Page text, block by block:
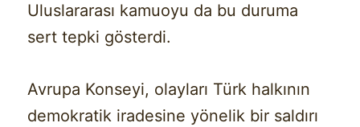
Uluslararası kamuoyu da bu duruma
sert tepki gösterdi.
Avrupa Konseyi, olayları Türk halkının
demokratik iradesine yönelik bir saldırı